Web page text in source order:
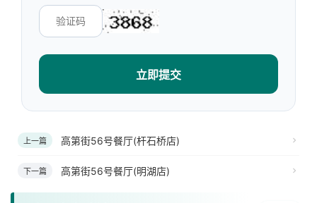
立即提交
上一篇 高第街56号餐厅(杆石桥店)
下一篇 高第街56号餐厅(明湖店)